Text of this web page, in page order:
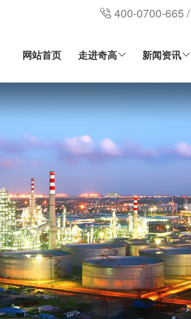
400-0700-665
网站首页 走进奇高 新闻资讯